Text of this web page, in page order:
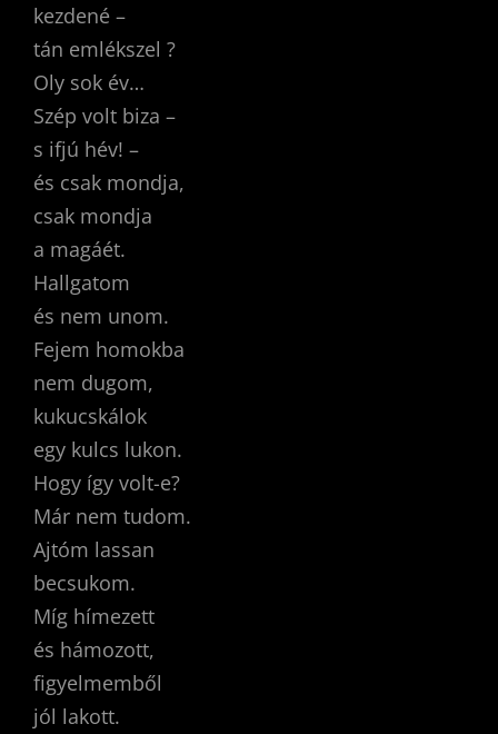
kezdené –
tán emlékszel ?
Oly sok év…
Szép volt biza –
s ifjú hév! –
és csak mondja,
csak mondja
a magáét.
Hallgatom
és nem unom.
Fejem homokba
nem dugom,
kukucskálok
egy kulcs lukon.
Hogy így volt-e?
Már nem tudom.
Ajtóm lassan
becsukom.
Míg hímezett
és hámozott,
figyelmemből
jól lakott.